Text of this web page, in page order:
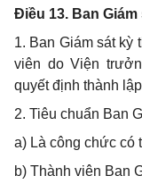
Điều 13. Ban Giám
1. Ban Giám sát kỳ
viên do Viện
quyết định thành
2. Tiêu chuẩn Ban
a) Là công chức có
b) Thành viên Ban